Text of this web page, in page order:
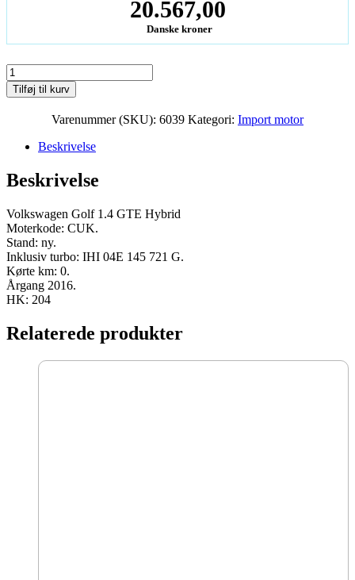
20.567,00
Danske kroner
Volkswagen
Golf
1.4
204
ny
antal
Tilføj til kurv
Varenummer (SKU): 6039 Kategori: Import motor
Beskrivelse
Beskrivelse
Volkswagen Golf 1.4 GTE Hybrid
Moterkode: CUK.
Stand: ny.
Inklusiv turbo: IHI 04E 145 721 G.
Kørte km: 0.
Årgang 2016.
HK: 204
Relaterede produkter